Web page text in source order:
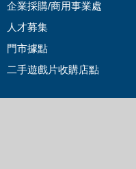
企業採購/商用事業處
人才募集
門市據點
二手遊戲片收購店點